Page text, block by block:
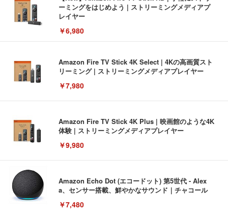
ーミングをはじめよう | ストリーミングメディアプ
レイヤー
￥6,980
Amazon Fire TV Stick 4K Select | 4Kの高画質スト
リーミング | ストリーミングメディアプレイヤー
￥7,980
Amazon Fire TV Stick 4K Plus | 映画館のような4K
体験 | ストリーミングメディアプレイヤー
￥9,980
Amazon Echo Dot (エコードット) 第5世代 - Alex
a、センサー搭載、鮮やかなサウンド｜チャコール
￥7,480